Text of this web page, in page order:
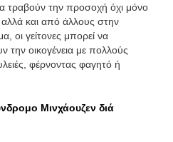
τραβούν την προσοχή όχι μόνο
και από άλλους στην
οι γείτονες μπορεί να
οικογένεια με πολλούς
φέρνοντας φαγητό ή
Μινχάουζεν διά